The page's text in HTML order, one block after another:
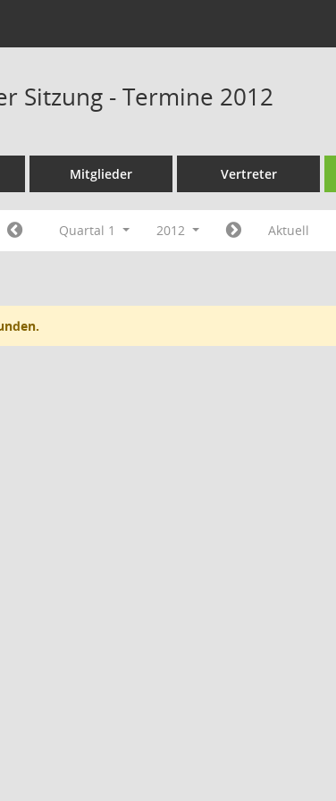
Sitzung - Termine 2012
Mitglieder Vertreter
Quartal 1 2012 Aktuell